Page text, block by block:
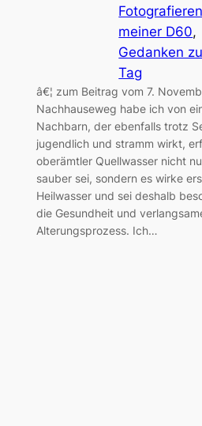
meiner D60
Gedanken
Tag
â€¦ zum Beitrag vom 7.
Nachhauseweg habe ich von
Nachbarn, der ebenfalls trotz
jugendlich und stramm wirkt,
oberämtler Quellwasser nicht
sauber sei, sondern es wirke
Heilwasser und sei deshalb
die Gesundheit und
Alterungsprozess. Ich…